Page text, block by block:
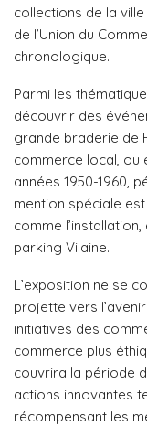
collections de la
de l’Union du
chronologique.
Parmi les
découvrir des
grande braderie de
commerce local, ou
années 1950-1960,
mention spéciale
comme
parking Vilaine.
L’exposition ne se
projette vers
initiatives des
commerce plus
couvrira la période
actions innovantes
récompensant les